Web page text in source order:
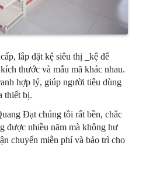
lắp đặt kệ siêu thị _kệ để
thước và mẫu mã khác nhau.
hợp lý, giúp người tiêu dùng
thiết bị.
Đạt chúng tôi rất bền, chắc
được nhiều năm mà không hư
chuyển miễn phí và bảo trì cho